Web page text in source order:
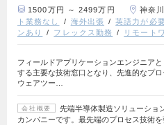
1500万円 ～ 2499万円 神奈
ト業務なし
海外出張 英語力が必
ンあり
フレックス勤務 リモート
フィールドアプリケーションエンジニア
する主要な技術窓口となり、先進的なプロ
ウェアツー…
会社概要
先端半導体製造ソリューショ
カンパニーです。最先端のプロセス技術